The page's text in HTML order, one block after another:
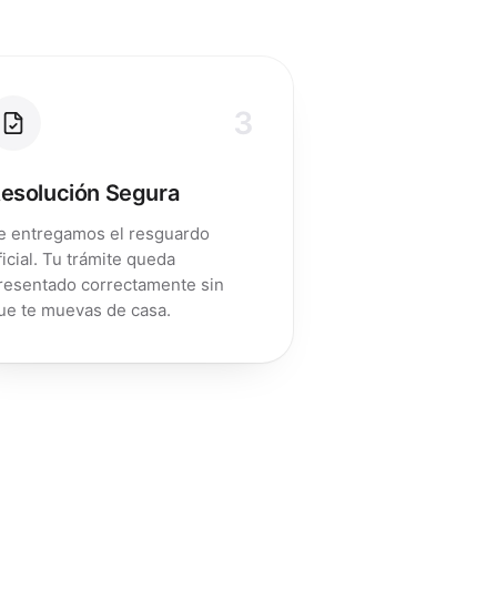
3
Segura
entregamos el resguardo
Tu trámite queda
correctamente sin
te muevas de casa.